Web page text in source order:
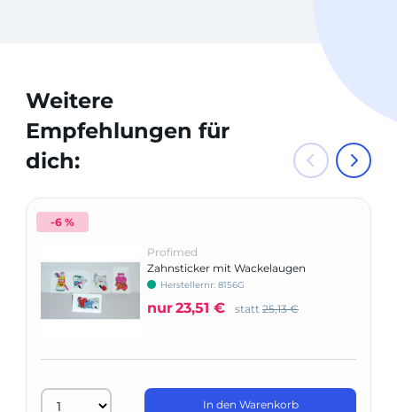
Weitere
Empfehlungen für
dich:
-6 %
Profimed
Zahnsticker mit Wackelaugen
Herstellernr: 8156G
nur23,51 € statt 25,13 €
In den Warenkorb